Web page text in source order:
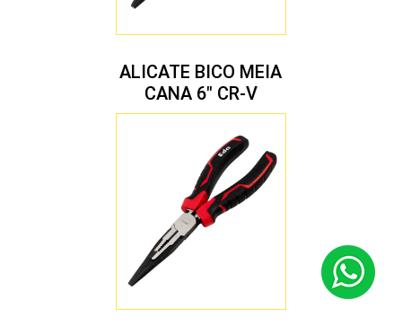
ALICATE BICO MEIA
CANA 6″ CR-V